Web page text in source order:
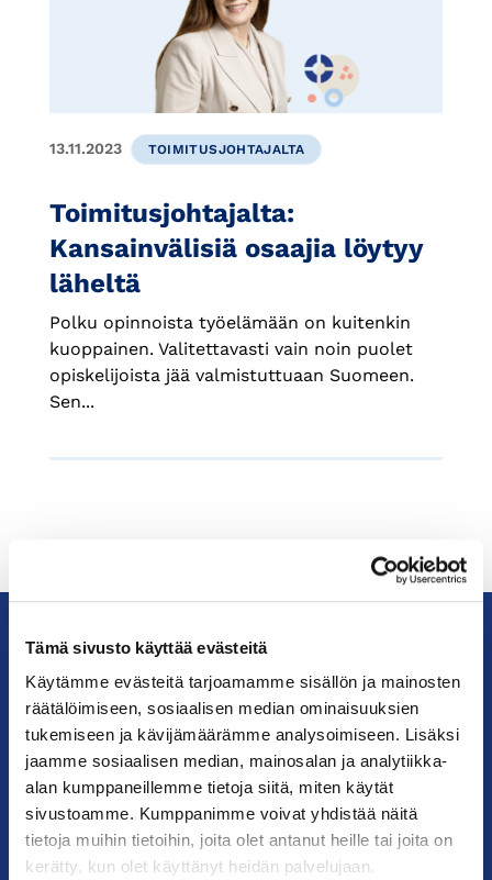
Tämä sivusto käyttää evästeitä
Käytämme evästeitä tarjoamamme sisällön ja mainosten
räätälöimiseen, sosiaalisen median ominaisuuksien
tukemiseen ja kävijämäärämme analysoimiseen. Lisäksi
jaamme sosiaalisen median, mainosalan ja analytiikka-
alan kumppaneillemme tietoja siitä, miten käytät
sivustoamme. Kumppanimme voivat yhdistää näitä
tietoja muihin tietoihin, joita olet antanut heille tai joita on
kerätty, kun olet käyttänyt heidän palvelujaan.
13.11.2023 TOIMITUSJOHTAJALTA
Toimitusjohtajalta:
Kansainvälisiä osaajia löytyy
läheltä
Polku opinnoista työelämään on kuitenkin
kuoppainen. Valitettavasti vain noin puolet
opiskelijoista jää valmistuttuaan Suomeen.
Sen...
KauppakamariHelsingin
seudun
kauppakamari
YHTEYSTIEDOT
Helsingin toimisto
Käyntiosoite: Kalevankatu 12, 00100 Helsinki